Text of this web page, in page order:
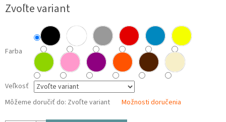
cena:
Zvoľte variant
Farba
Veľkosť
Môžeme doručiť do: Zvoľte variant Možnosti doručenia